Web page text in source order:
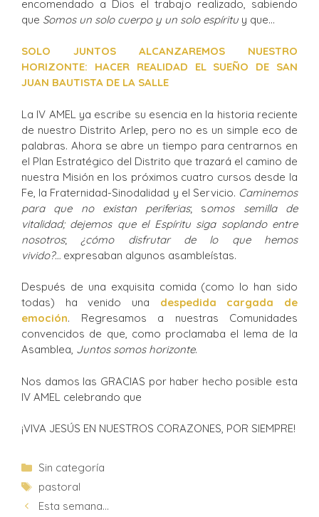
encomendado a Dios el trabajo realizado, sabiendo
que Somos un solo cuerpo y un solo espíritu y que…
SOLO JUNTOS ALCANZAREMOS NUESTRO
HORIZONTE: HACER REALIDAD EL SUEÑO DE SAN
JUAN BAUTISTA DE LA SALLE
La IV AMEL ya escribe su esencia en la historia reciente
de nuestro Distrito Arlep, pero no es un simple eco de
palabras. Ahora se abre un tiempo para centrarnos en
el Plan Estratégico del Distrito que trazará el camino de
nuestra Misión en los próximos cuatro cursos desde la
Fe, la Fraternidad-Sinodalidad y el Servicio. Caminemos
para que no existan periferias; somos semilla de
vitalidad; dejemos que el Espíritu siga soplando entre
nosotros;¿cómo disfrutar de lo que hemos
vivido?… expresaban algunos asambleístas.
Después de una exquisita comida (como lo han sido
todas) ha venido una despedida cargada de
emoción. Regresamos a nuestras Comunidades
convencidos de que, como proclamaba el lema de la
Asamblea, Juntos somos horizonte.
Nos damos las GRACIAS por haber hecho posible esta
IV AMEL celebrando que
¡VIVA JESÚS EN NUESTROS CORAZONES, POR SIEMPRE!
Sin categoría
pastoral
Esta semana…